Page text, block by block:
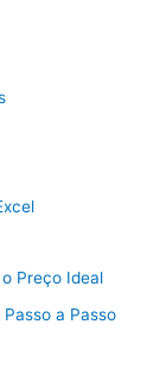
Preço Ideal
a Passo